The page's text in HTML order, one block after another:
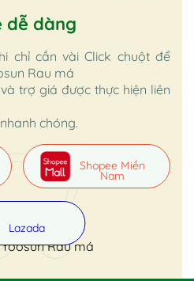
dễ dàng
chỉ cần vài Click chuột để
Rau má
trợ giá được thực hiện liên
chóng.
Rau má
Shopee Miền
Nam
Lazada